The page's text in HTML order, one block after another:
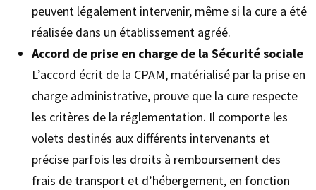
peuvent légalement intervenir, même si la cure a été
réalisée dans un établissement agréé.
Accord de prise en charge de la Sécurité sociale
L’accord écrit de la CPAM, matérialisé par la prise en
charge administrative, prouve que la cure respecte
les critères de la réglementation. Il comporte les
volets destinés aux différents intervenants et
précise parfois les droits à remboursement des
frais de transport et d’hébergement, en fonction